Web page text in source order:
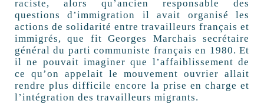
raciste, alors qu’ancien responsable des
questions d’immigration il avait organisé les
actions de solidarité entre travailleurs français et
immigrés, que fit Georges Marchais secrétaire
général du parti communiste français en 1980. Et
il ne pouvait imaginer que l’affaiblissement de
ce qu’on appelait le mouvement ouvrier allait
rendre plus difficile encore la prise en charge et
l’intégration des travailleurs migrants.